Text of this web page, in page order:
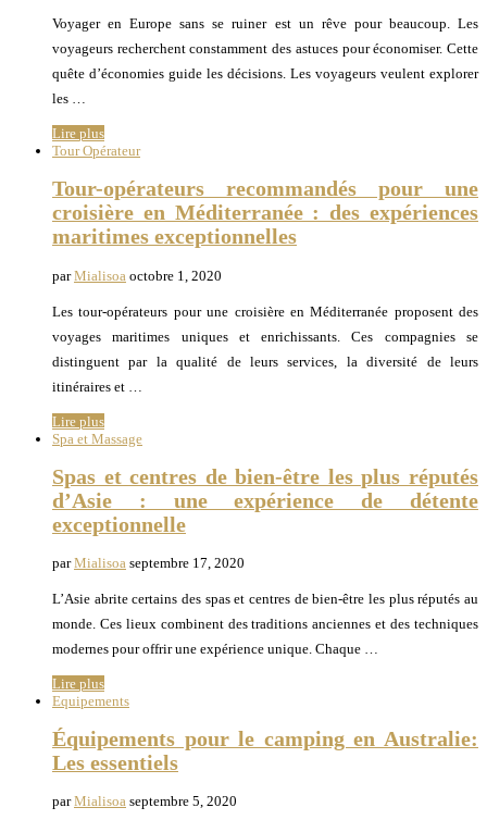
Voyager en Europe sans se ruiner est un rêve pour beaucoup. Les
voyageurs recherchent constamment des astuces pour économiser. Cette
quête d’économies guide les décisions. Les voyageurs veulent explorer
les …
Lire plus
Tour Opérateur
Tour-opérateurs recommandés pour une
croisière en Méditerranée : des expériences
maritimes exceptionnelles
parMialisoa octobre 1, 2020
Les tour-opérateurs pour une croisière en Méditerranée proposent des
voyages maritimes uniques et enrichissants. Ces compagnies se
distinguent par la qualité de leurs services, la diversité de leurs
itinéraires et …
Lire plus
Spa et Massage
Spas et centres de bien-être les plus réputés
d’Asie : une expérience de détente
exceptionnelle
parMialisoa septembre 17, 2020
L’Asie abrite certains des spas et centres de bien-être les plus réputés au
monde. Ces lieux combinent des traditions anciennes et des techniques
modernes pour offrir une expérience unique. Chaque …
Lire plus
Equipements
Équipements pour le camping en Australie:
Les essentiels
parMialisoa septembre 5, 2020